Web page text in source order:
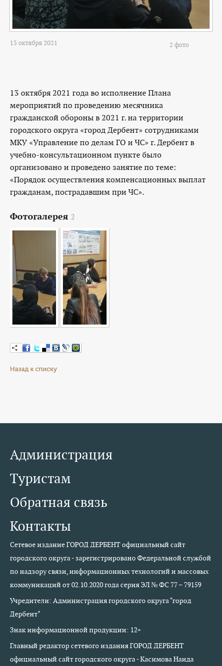
13 октября 2021 2 фото
13 октября 2021 года во исполнение Плана
мероприятий по проведению месячника
гражданской обороны в 2021 г. на территории
городского округа «город Дербент» сотрудниками
МКУ «Управление по делам ГО и ЧС» г. Дербент в
учебно-консультационном пункте было
организовано и проведено занятие по теме:
«Порядок осуществления компенсационных выплат
гражданам, пострадавшим при ЧС».
Фотогалерея 2
Назад к списку
Администрация
Туристам
Обратная связь
Контакты
Сетевое издание ГОРОД ДЕРБЕНТ официальный сайт
городского округа - зарегистрировано Федеральной службой
по надзору связи, информационных технологий и массовых
коммуникаций от 02.10.2020 года серия ЭЛ № ФС 77 – 79159
Учредители: Администрация городского округа "город
Дербент"
Знак информационной продукции: 12+
Главный редактор сетевого издания ГОРОД ДЕРБЕНТ
официальный сайт городского округа - Касимова Наида